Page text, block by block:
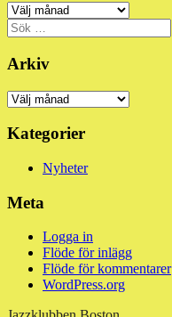
Arkiv
Sök
efter:
Arkiv
Arkiv
Kategorier
Nyheter
Meta
Logga in
Flöde för inlägg
Flöde för kommentarer
WordPress.org